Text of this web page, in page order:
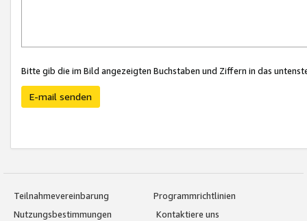
Bitte gib die im Bild angezeigten Buchstaben und Ziffern in das
E-mail senden
Teilnahmevereinbarung
Programmrichtlinien
Nutzungsbestimmungen
Kontaktiere uns